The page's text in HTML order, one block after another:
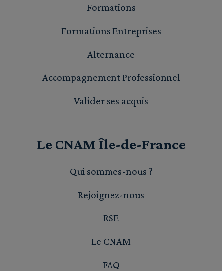
Formations
Formations Entreprises
Alternance
Accompagnement Professionnel
Valider ses acquis
Le CNAM Île-de-France
Qui sommes-nous ?
Rejoignez-nous
RSE
Le CNAM
FAQ